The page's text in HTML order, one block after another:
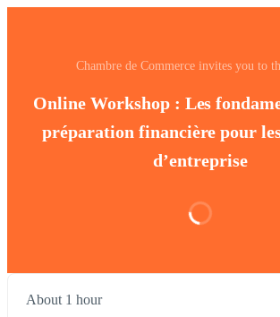
Chambre de Commerce invites you to
Online Workshop : Les
préparation financière pour
d’entreprise
About 1 hour